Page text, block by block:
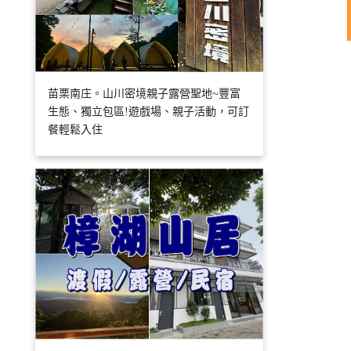
苗栗南庄。山川密境親子露營聖地~豐富
生態、獨立包區!遊戲場、親子活動，可訂
餐輕鬆入住